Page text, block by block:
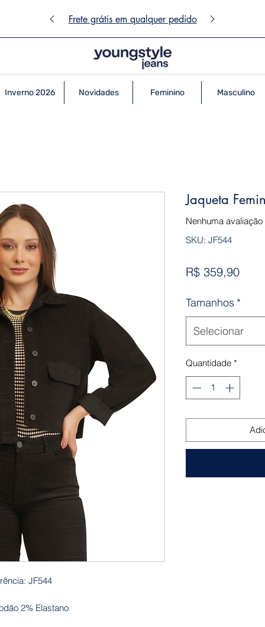
Frete grátis em qualquer pedido
Inverno 2026 Novidades Feminino Masculino
JF544
2% Elastano
Jaqueta
Nenhuma avaliação
SKU: JF544
R$ 359,90
Tamanhos *
Selecionar
Quantidade *